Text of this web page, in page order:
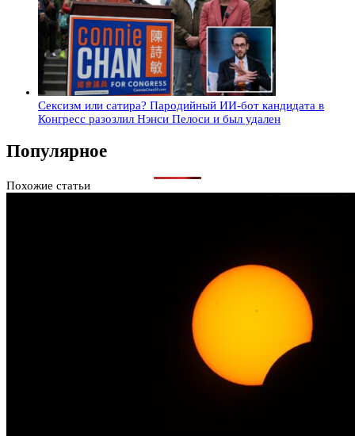
Сексизм или сатира? Пародийный ИИ-бот кандидата в
Конгресс разозлил Нэнси Пелоси и был удален
Популярное
Похожие статьи